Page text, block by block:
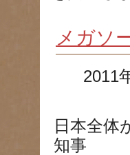
メガソ
2011
日本全
知事